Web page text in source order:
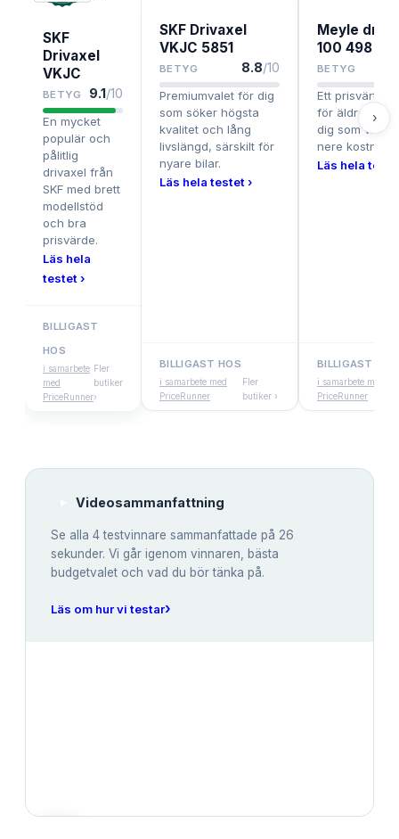
SKF
Drivaxel
VKJC
BETYG 9.1/10
En mycket
populär och
pålitlig
drivaxel från
SKF med brett
modellstöd
och bra
prisvärde.
Läs hela
testet ›
BILLIGAST
HOS
i samarbete
med
PriceRunner
Fler
butiker
›
SKF Drivaxel
VKJC 5851
BETYG 8.8/10
Premiumvalet för dig
som söker högsta
kvalitet och lång
livslängd, särskilt för
nyare bilar.
Läs hela testet ›
BILLIGAST HOS
i samarbete med
PriceRunner
Fler
butiker ›
Meyle
100 498
BETYG
Ett prisvärt
för äldre bilar
dig som vill
nere
Läs hela
BILLIGAST HOS
i samarbete med
PriceRunner
›
Videosammanfattning
Se alla 4testvinnare sammanfattade på 26
sekunder. Vi går igenom vinnaren, bästa
budgetvalet och vad du bör tänka på.
Läs om hur vi testar›